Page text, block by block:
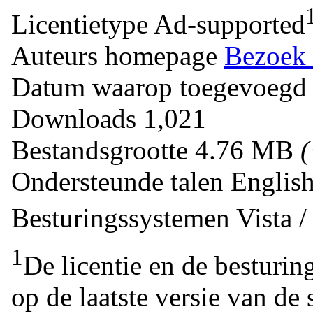
Licentietype Ad-supported
Auteurs homepage
Datum waarop toegevoegd
Downloads 1,021
Bestandsgrootte 4.76 MB
Ondersteunde talen
Besturingssystemen Vista
1De licentie en de
op de laatste versie van de